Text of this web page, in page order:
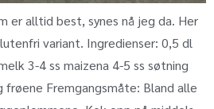
er alltid best, synes nå jeg da. Her
variant. Ingredienser: 0,5 dl
3-4 ss maizena 4-5 ss søtning
Fremgangsmåte: Bland alle